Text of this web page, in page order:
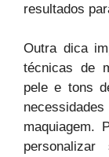
resultados
Outra dica
técnicas de
pele e tons
maquiagem.